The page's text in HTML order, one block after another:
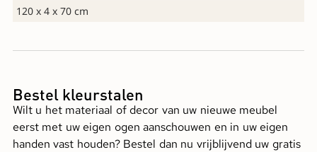
120 x 4 x 70 cm
Bestel kleurstalen
Wilt u het materiaal of decor van uw nieuwe meubel
eerst met uw eigen ogen aanschouwen en in uw eigen
handen vast houden? Bestel dan nu vrijblijvend uw gratis